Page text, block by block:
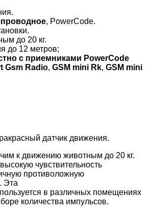
, PowerCode.
до 20 кг.
до 12 метров;
с приемниками PowerCode
Gsm Radio, GSM mini Rk, GSM mini
датчик движения.
к движению животным до 20 кг.
чувствительность
противоложную
Эта
в различных помещениях
количества импульсов.